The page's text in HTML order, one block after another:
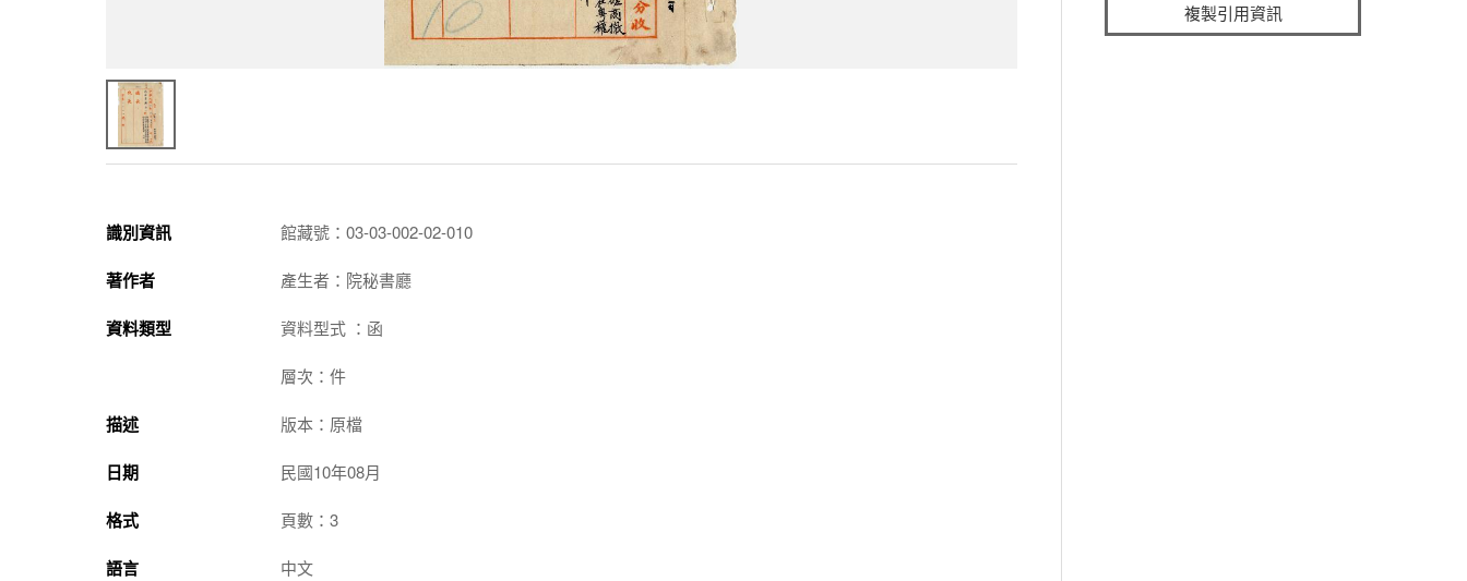
識別資訊 館藏號：03-03-002-02-010
著作者 產生者：院秘書廳
資料類型 資料型式 ：函
層次：件
描述 版本：原檔
日期 民國10年08月
格式 頁數：3
語言 中文
複製引用資訊